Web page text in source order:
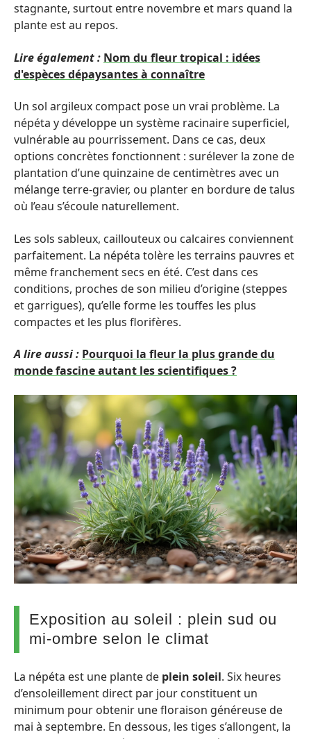
stagnante, surtout entre novembre et mars quand la
plante est au repos.
Lire également : Nom du fleur tropical : idées
d'espèces dépaysantes à connaître
Un sol argileux compact pose un vrai problème. La
népéta y développe un système racinaire superficiel,
vulnérable au pourrissement. Dans ce cas, deux
options concrètes fonctionnent : surélever la zone de
plantation d’une quinzaine de centimètres avec un
mélange terre-gravier, ou planter en bordure de talus
où l’eau s’écoule naturellement.
Les sols sableux, caillouteux ou calcaires conviennent
parfaitement. La népéta tolère les terrains pauvres et
même franchement secs en été. C’est dans ces
conditions, proches de son milieu d’origine (steppes
et garrigues), qu’elle forme les touffes les plus
compactes et les plus florifères.
A lire aussi : Pourquoi la fleur la plus grande du
monde fascine autant les scientifiques ?
Exposition au soleil : plein sud ou
mi-ombre selon le climat
La népéta est une plante de plein soleil. Six heures
d’ensoleillement direct par jour constituent un
minimum pour obtenir une floraison généreuse de
mai à septembre. En dessous, les tiges s’allongent, la